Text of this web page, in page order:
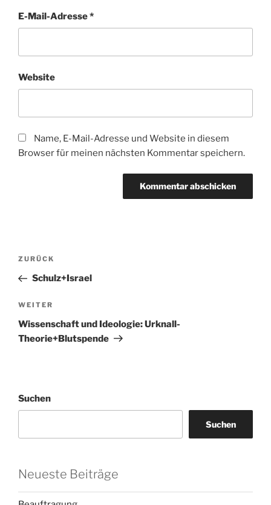
E-Mail-Adresse*
Website
Name, E-Mail-Adresse und Website in diesem
Browser für meinen nächsten Kommentar speichern.
Beitragsnavigation
Vorheriger
Beitrag
ZURÜCK
Schulz+Israel
Nächster
Beitrag
WEITER
Wissenschaft und Ideologie: Urknall-
Theorie+Blutspende
Suchen
Suchen
Neueste Beiträge